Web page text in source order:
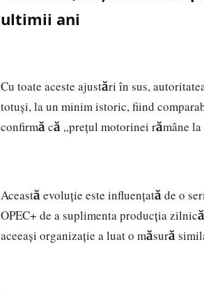
ultimii ani
Cu toate aceste ajustări în sus,
totuși, la un minim istoric, fiind
confirmă că „prețul motorinei rămâne
Această evoluție este influențată de o
OPEC+ de a suplimenta producția
aceeași organizație a luat o măsură